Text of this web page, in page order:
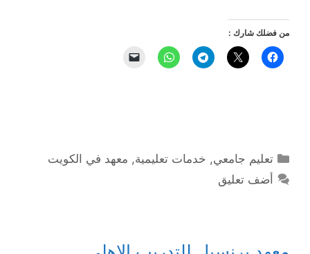
من فضلك شارك :
التصنيفات
تعليم جامعي, خدمات تعليمية, معهد في الكويت
أضف تعليق